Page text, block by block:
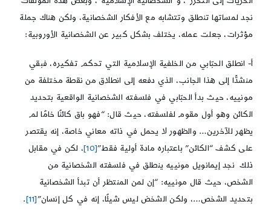
نجد لمساتها تنطلق وتتشابه مع الأفكار الشخصانية، ولكن هناك جملة
مؤثرات، جعلت عمله، يختلف بشكل كبير عن الشخصانية الأوروبية:
أ- انطلق الحبّابي من الخلفية الإسلامية التي تحكم تفكيره، فبقي
منشدًّا إلى هذا الجانب، الذي دفعه إلى انطلاق من نقطة مختلفة من
مونييه، حيث بدأ الحبّابي في فلسفته الشخصانية الواقعية بتحديد
الكائن وهو أول مقوم لفلسفته، حيث قال: “فهو باق كائنًا خامًا لم
يظهر للآخرين… والظهور لا يحمل في ذاته معاني خاصة، إنه يقتصر
على كشف “الكائن” باعتباره مادة أولية فقط”[10]
، لكن في مقابل
ذلك نجد إيمانويل مونييه ينطلق في فلسفته الشخصانية من
الشخص، حيث قال مونييه: “إن لمن المنتظر أن تبدأ الشخصانية
بتحديد الشخص…، ولكن الشخض ليس شيئًا، إنه في كل إنسان”[11]
.